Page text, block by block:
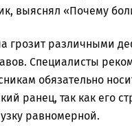
выяснял «Почему
грозит различными
Специалисты
обязательно
ранец, так как его
равномерной.